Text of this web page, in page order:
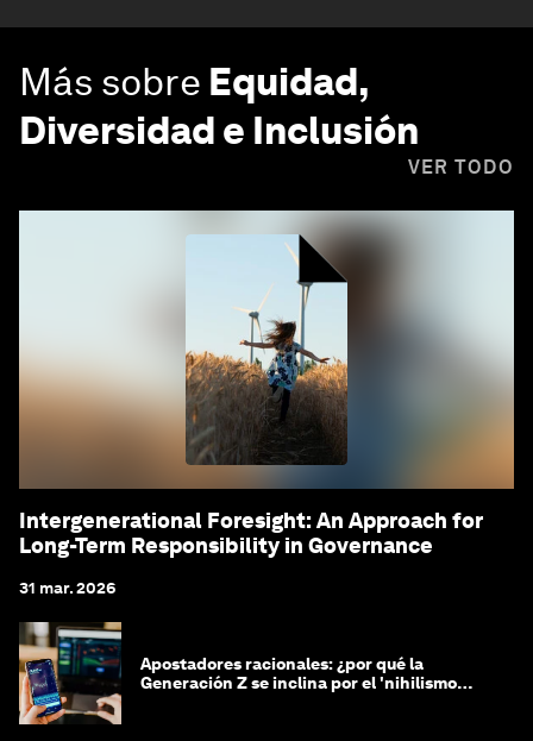
Más sobre Equidad,
Diversidad e Inclusión
VER TODO
Intergenerational Foresight: An Approach for
Long-Term Responsibility in Governance
31 mar. 2026
Apostadores racionales: ¿por qué la
Generación Z se inclina por el 'nihilismo